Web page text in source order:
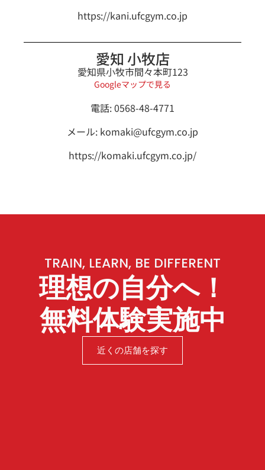
https://kani.ufcgym.co.jp
愛知 小牧店
愛知県小牧市間々本町123
Googleマップで見る
電話: 0568-48-4771
メール: komaki@ufcgym.co.jp
https://komaki.ufcgym.co.jp/
TRAIN, LEARN, BE DIFFERENT
理想の自分へ！
無料体験実施中
近くの店舗を探す